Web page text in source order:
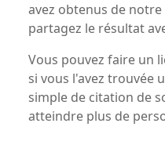
avez obtenus de
partagez le résultat
Vous pouvez faire un
si vous l'avez trouvée
simple de citation de
atteindre plus de